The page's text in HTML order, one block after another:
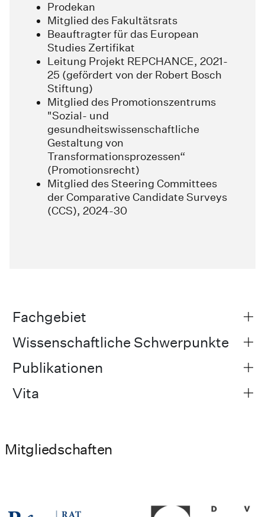
Prodekan
Mitglied des Fakultätsrats
Beauftragter für das European
Studies Zertifikat
Leitung Projekt REPCHANCE, 2021-
25 (gefördert von der Robert Bosch
Stiftung)
Mitglied des Promotionszentrums
"Sozial- und
gesundheitswissenschaftliche
Gestaltung von
Transformationsprozessen“
(Promotionsrecht)
Mitglied des Steering Committees
der Comparative Candidate Surveys
(CCS), 2024-30
Fachgebiet
Wissenschaftliche Schwerpunkte
Publikationen
Vita
Mitgliedschaften